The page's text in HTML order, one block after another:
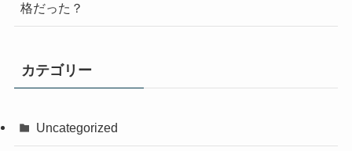
格だった？
カテゴリー
Uncategorized